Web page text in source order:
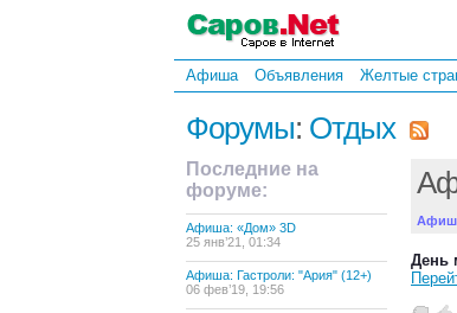
Афиша Объявления Желтые
Форумы: Отдых
Последние на
форуме:
Афиша: «Дом» 3D
25 янв’21, 01:34
Афиша: Гастроли: "Ария" (12+)
06 фев’19, 19:56
День